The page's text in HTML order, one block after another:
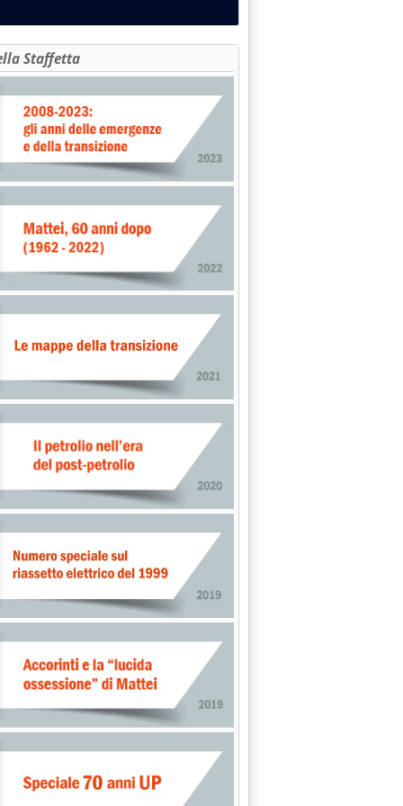
Staffetta